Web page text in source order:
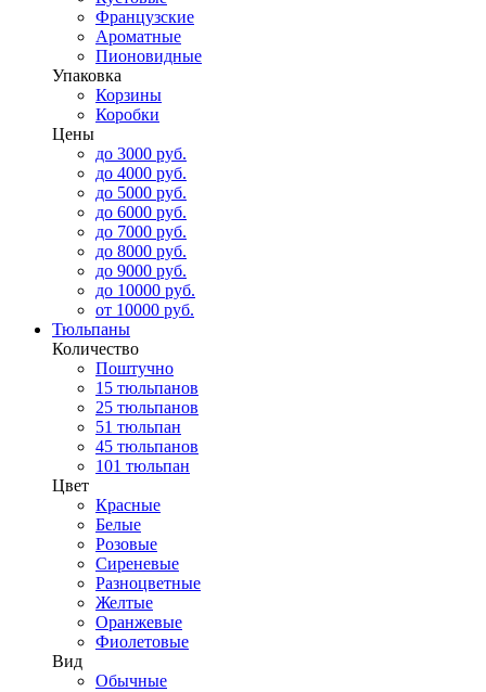
Французские
Ароматные
Пионовидные
Упаковка
Корзины
Коробки
Цены
до 3000 руб.
до 4000 руб.
до 5000 руб.
до 6000 руб.
до 7000 руб.
до 8000 руб.
до 9000 руб.
до 10000 руб.
от 10000 руб.
Тюльпаны
Количество
Поштучно
15 тюльпанов
25 тюльпанов
51 тюльпан
45 тюльпанов
101 тюльпан
Цвет
Красные
Белые
Розовые
Сиреневые
Разноцветные
Желтые
Оранжевые
Фиолетовые
Вид
Обычные